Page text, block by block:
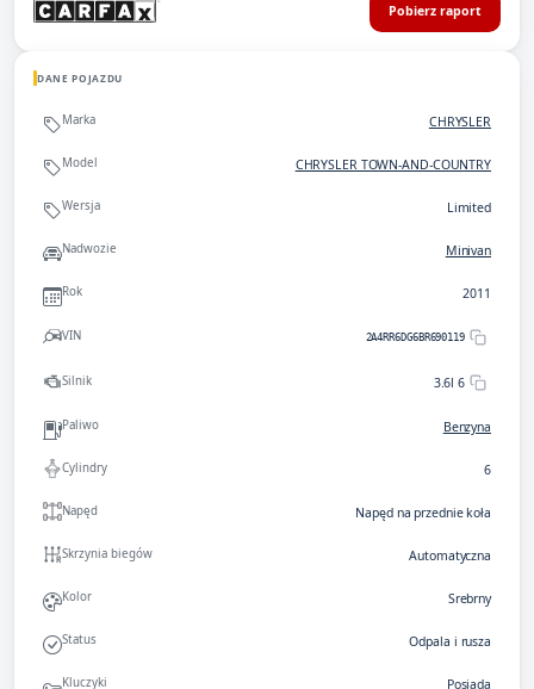
Pobierz raport
DANE POJAZDU
Marka CHRYSLER
Model CHRYSLER TOWN-AND-COUNTRY
Wersja Limited
Nadwozie Minivan
Rok 2011
VIN 2A4RR6DG6BR690119
Silnik 3.6l 6
Paliwo Benzyna
Cylindry 6
Napęd Napęd na przednie koła
Skrzynia biegów Automatyczna
Kolor Srebrny
Status Odpala i rusza
Kluczyki Posiada